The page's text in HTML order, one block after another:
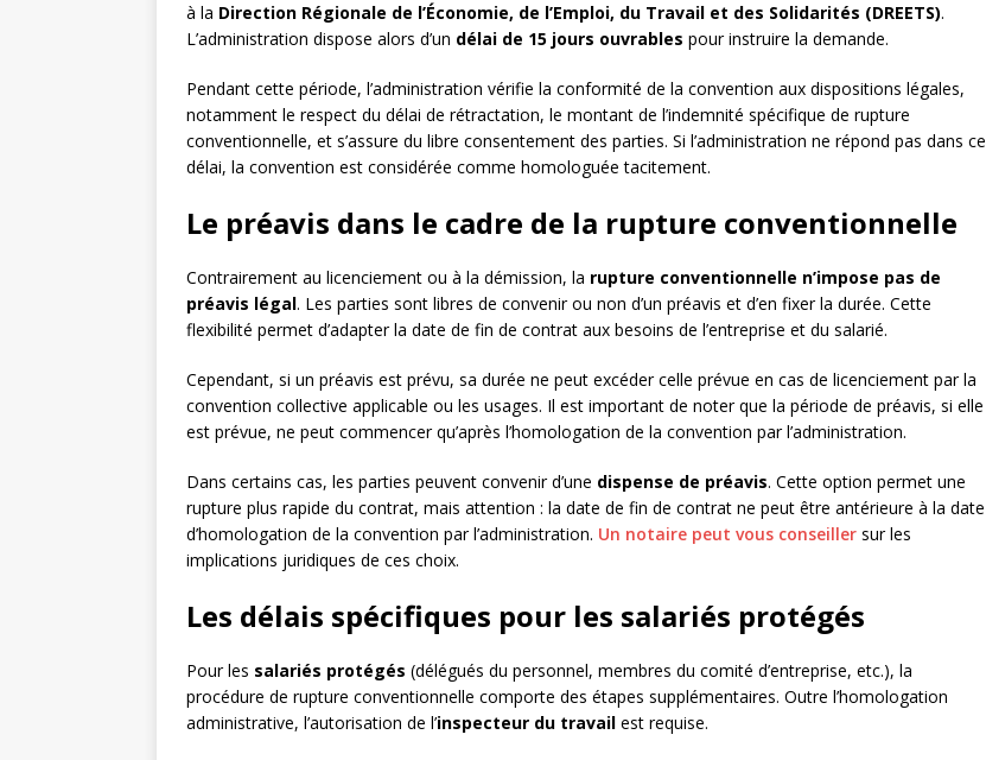
à la Direction Régionale de l’Économie, de l’Emploi, du Travail et des Solidarités (DREETS).
L’administration dispose alors d’un délai de 15 jours ouvrables pour instruire la demande.
Pendant cette période, l’administration vérifie la conformité de la convention aux dispositions légales,
notamment le respect du délai de rétractation, le montant de l’indemnité spécifique de rupture
conventionnelle, et s’assure du libre consentement des parties. Si l’administration ne répond pas dans ce
délai, la convention est considérée comme homologuée tacitement.
Le préavis dans le cadre de la rupture conventionnelle
Contrairement au licenciement ou à la démission, la rupture conventionnelle n’impose pas de
préavis légal. Les parties sont libres de convenir ou non d’un préavis et d’en fixer la durée. Cette
flexibilité permet d’adapter la date de fin de contrat aux besoins de l’entreprise et du salarié.
Cependant, si un préavis est prévu, sa durée ne peut excéder celle prévue en cas de licenciement par la
convention collective applicable ou les usages. Il est important de noter que la période de préavis, si elle
est prévue, ne peut commencer qu’après l’homologation de la convention par l’administration.
Dans certains cas, les parties peuvent convenir d’une dispense de préavis. Cette option permet une
rupture plus rapide du contrat, mais attention : la date de fin de contrat ne peut être antérieure à la date
d’homologation de la convention par l’administration. Un notaire peut vous conseiller sur les
implications juridiques de ces choix.
Les délais spécifiques pour les salariés protégés
Pour les salariés protégés (délégués du personnel, membres du comité d’entreprise, etc.), la
procédure de rupture conventionnelle comporte des étapes supplémentaires. Outre l’homologation
administrative, l’autorisation de l’inspecteur du travail est requise.